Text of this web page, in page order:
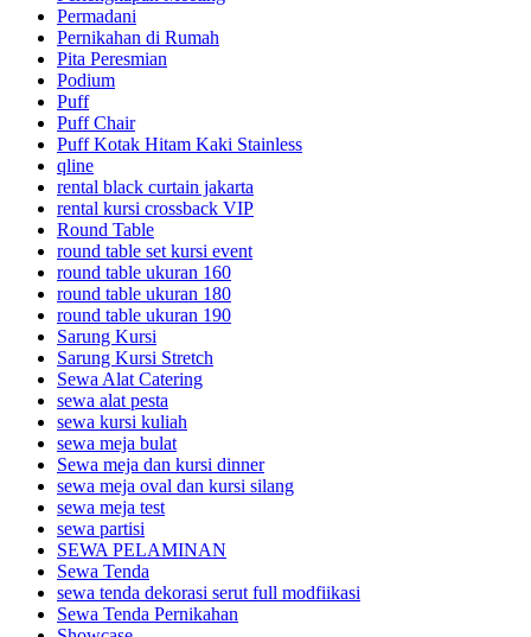
Permadani
Pernikahan di Rumah
Pita Peresmian
Podium
Puff
Puff Chair
Puff Kotak Hitam Kaki Stainless
qline
rental black curtain jakarta
rental kursi crossback VIP
Round Table
round table set kursi event
round table ukuran 160
round table ukuran 180
round table ukuran 190
Sarung Kursi
Sarung Kursi Stretch
Sewa Alat Catering
sewa alat pesta
sewa kursi kuliah
sewa meja bulat
Sewa meja dan kursi dinner
sewa meja oval dan kursi silang
sewa meja test
sewa partisi
SEWA PELAMINAN
Sewa Tenda
sewa tenda dekorasi serut full modfiikasi
Sewa Tenda Pernikahan